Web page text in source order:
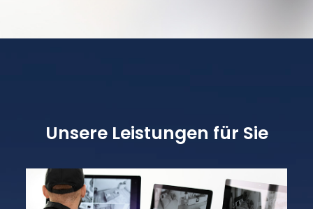
Unsere Leistungen für Sie